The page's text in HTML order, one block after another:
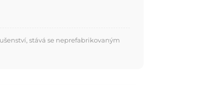
stává se neprefabrikovaným